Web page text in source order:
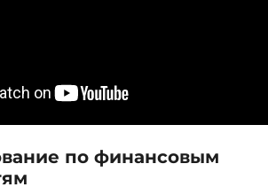
по финансовым